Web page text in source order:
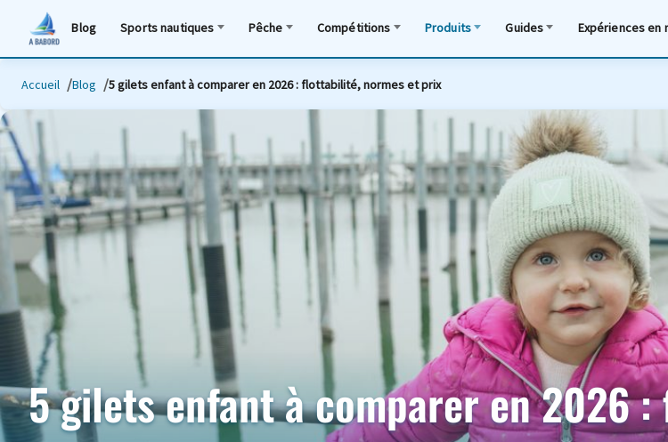
Blog Sports nautiques Pêche Compétitions Produits Guides Expériences en
Accueil Blog 5 gilets enfant à comparer en 2026 : flottabilité, normes et prix
5 gilets enfant à comparer en 2026